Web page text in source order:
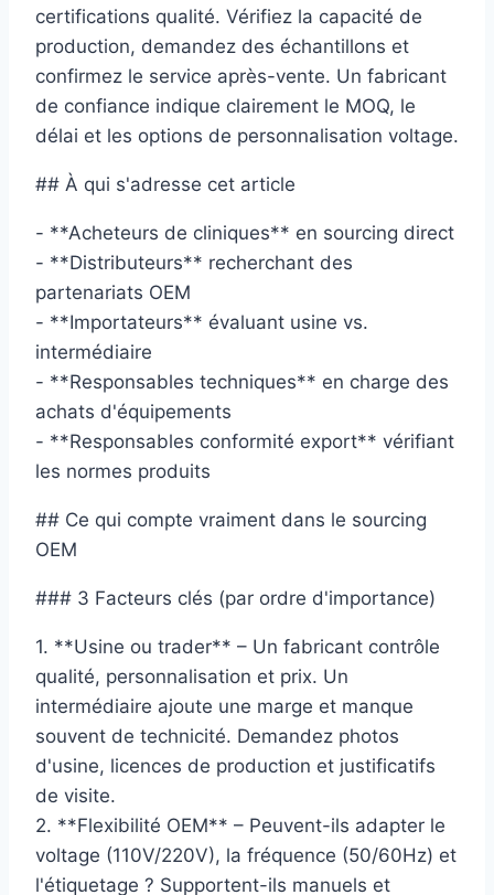
certifications qualité. Vérifiez la capacité de
production, demandez des échantillons et
confirmez le service après-vente. Un fabricant
de confiance indique clairement le MOQ, le
délai et les options de personnalisation voltage.
## À qui s'adresse cet article
- **Acheteurs de cliniques** en sourcing direct
- **Distributeurs** recherchant des
partenariats OEM
- **Importateurs** évaluant usine vs.
intermédiaire
- **Responsables techniques** en charge des
achats d'équipements
- **Responsables conformité export** vérifiant
les normes produits
## Ce qui compte vraiment dans le sourcing
OEM
### 3 Facteurs clés (par ordre d'importance)
1. **Usine ou trader** – Un fabricant contrôle
qualité, personnalisation et prix. Un
intermédiaire ajoute une marge et manque
souvent de technicité. Demandez photos
d'usine, licences de production et justificatifs
de visite.
2. **Flexibilité OEM** – Peuvent-ils adapter le
voltage (110V/220V), la fréquence (50/60Hz) et
l'étiquetage ? Supportent-ils manuels et